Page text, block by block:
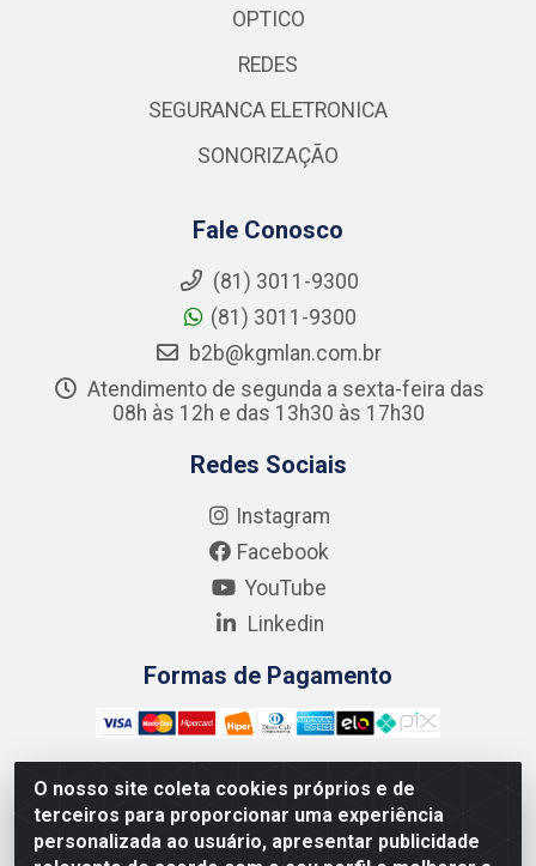
O nosso site coleta cookies próprios e de
terceiros para proporcionar uma experiência
personalizada ao usuário, apresentar publicidade
OPTICO
REDES
SEGURANCA ELETRONICA
SONORIZAÇÃO
Fale Conosco
(81) 3011-9300
(81) 3011-9300
b2b@kgmlan.com.br
Atendimento de segunda a sexta-feira das
08h às 12h e das 13h30 às 17h30
Redes Sociais
Instagram
Facebook
YouTube
Linkedin
Formas de Pagamento
Kgmlan Distribuidora LTDA - CNPJ 18.217.682/0001-54 -
Rua Pedro de Barros Cavalcante, 58 - Bultrins, Olinda/PE